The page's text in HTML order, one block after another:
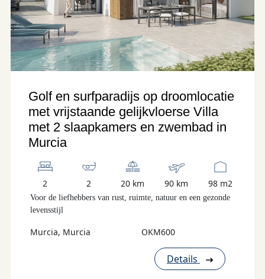
Golf en surfparadijs op droomlocatie
met vrijstaande gelijkvloerse Villa
met 2 slaapkamers en zwembad in
Murcia
2 2 20 km 90 km 98 m2
Voor de liefhebbers van rust, ruimte, natuur en een gezonde
levensstijl
Murcia, Murcia OKM600
Details